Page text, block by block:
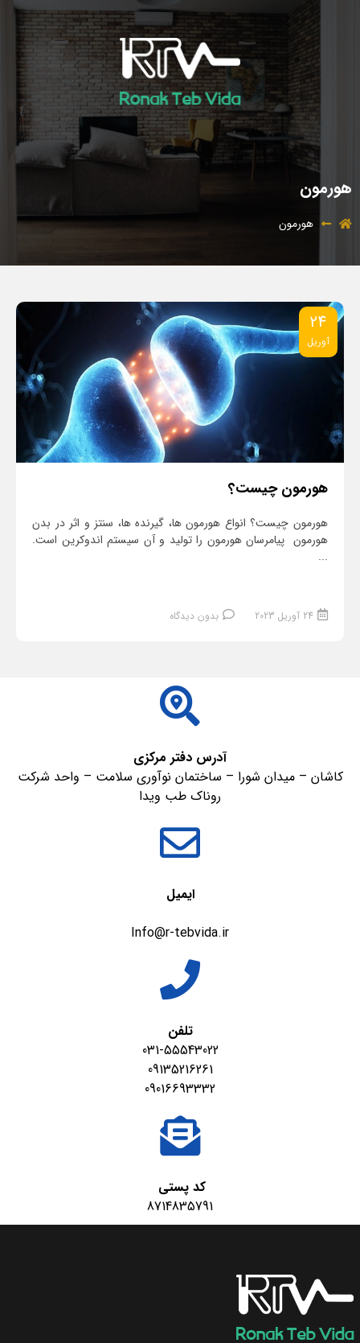
هورمون
هورمون
24
آوریل
هورمون چیست؟
هورمون چیست؟ انواع هورمون ها، گیرنده ها، سنتز و اثر در بدن
هورمون پیامرسان هورمون را تولید و آن سیستم اندوکرین است.
...
24 آوریل 2023 بدون دیدگاه
آدرس دفتر مرکزی
کاشان – میدان شورا – ساختمان نوآوری سلامت – واحد شرکت
روناک طب ویدا
ایمیل
Info@r-tebvida.ir
تلفن
031-55543022
09135216261
09016693332
کد پستی
8714835791